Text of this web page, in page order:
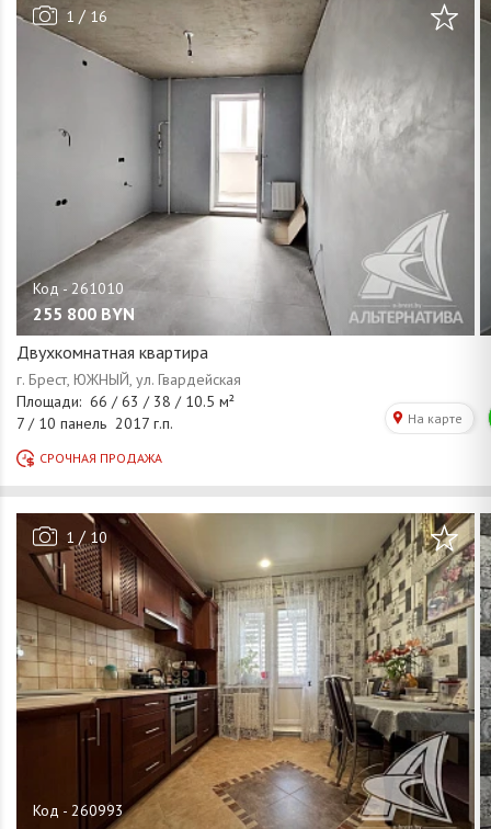
1 / 16
255 800 BYN
Двухкомнатная квартира
1 / 10